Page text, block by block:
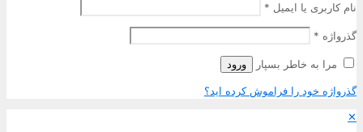
کاربری یا ایمیل*
*
مرا به خاطر بسپار ورود
خود را فراموش کرده اید؟